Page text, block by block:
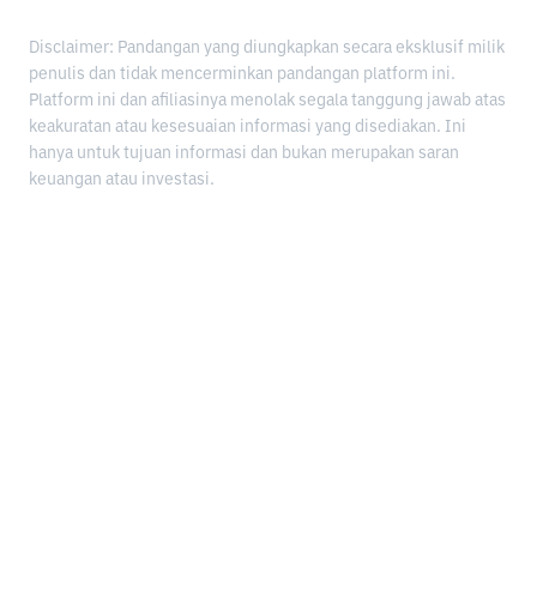
Disclaimer: Pandangan yang diungkapkan secara eksklusif milik
penulis dan tidak mencerminkan pandangan platform ini.
Platform ini dan afiliasinya menolak segala tanggung jawab atas
keakuratan atau kesesuaian informasi yang disediakan. Ini
hanya untuk tujuan informasi dan bukan merupakan saran
keuangan atau investasi.